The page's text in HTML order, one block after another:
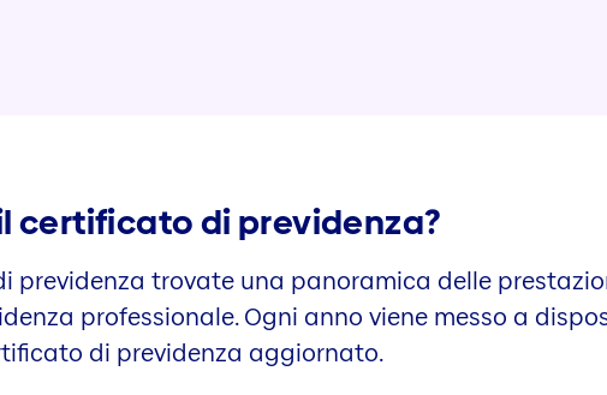
certificato di previdenza?
previdenza trovate una panoramica delle
professionale. Ogni anno viene messo a
di previdenza aggiornato.